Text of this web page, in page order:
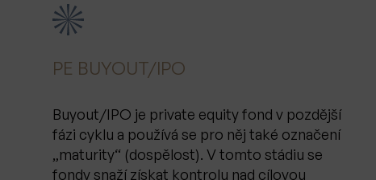
PE BUYOUT/IPO
Buyout/IPO je private equity fond v pozdější
fázi cyklu a používá se pro něj také označení
„maturity“ (dospělost). V tomto stádiu se
fondy snaží získat kontrolu nad cílovou